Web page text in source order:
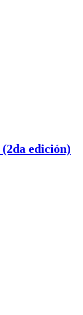
edición)